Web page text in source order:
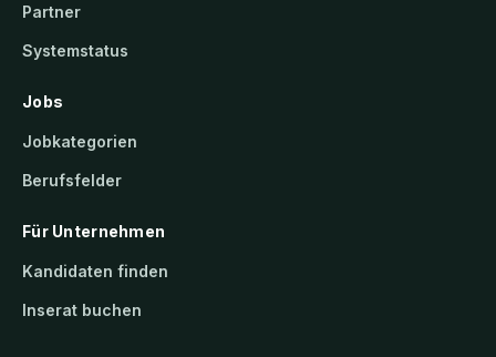
Partner
Systemstatus
Jobs
Jobkategorien
Berufsfelder
Für Unternehmen
Kandidaten finden
Inserat buchen